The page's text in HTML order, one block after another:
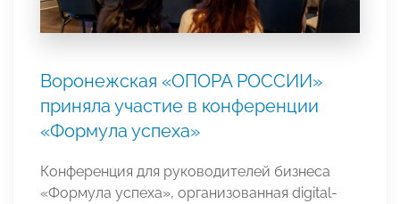
Воронежская «ОПОРА РОССИИ»
приняла участие в конференции
«Формула успеха»
Конференция для руководителей бизнеса
«Формула успеха», организованная digital-